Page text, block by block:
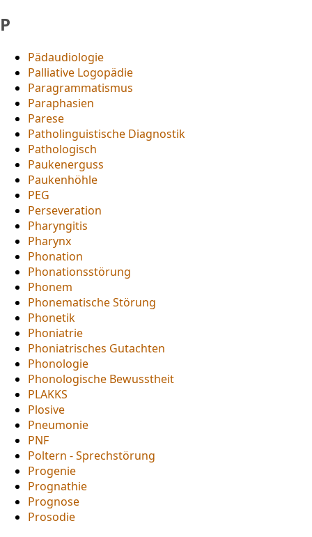
P
Pädaudiologie
Palliative Logopädie
Paragrammatismus
Paraphasien
Parese
Patholinguistische Diagnostik
Pathologisch
Paukenerguss
Paukenhöhle
PEG
Perseveration
Pharyngitis
Pharynx
Phonation
Phonationsstörung
Phonem
Phonematische Störung
Phonetik
Phoniatrie
Phoniatrisches Gutachten
Phonologie
Phonologische Bewusstheit
PLAKKS
Plosive
Pneumonie
PNF
Poltern - Sprechstörung
Progenie
Prognathie
Prognose
Prosodie